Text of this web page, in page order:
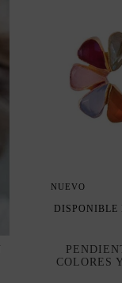
NUEVO
COLORES